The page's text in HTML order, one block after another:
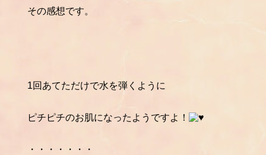
その感想です。
1回あてただけで水を弾くように
ピチピチのお肌になったようですよ！
・・・・・・・